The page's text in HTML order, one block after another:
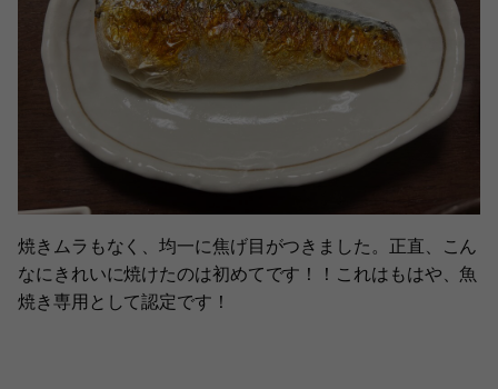
焼きムラもなく、均一に焦げ目がつきました。正直、こん
なにきれいに焼けたのは初めてです！！これはもはや、魚
焼き専用として認定です！